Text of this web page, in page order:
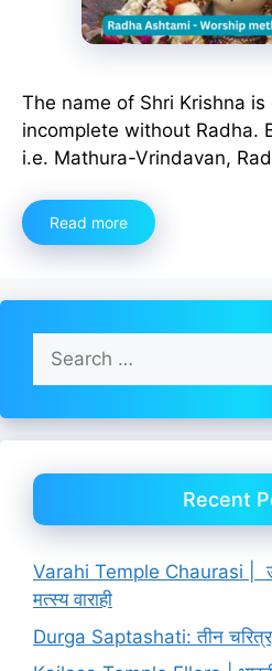
The name of Shri Krishna is
incomplete without Radha.
i.e. Mathura-Vrindavan,
Read more
Search
for:
Recent
Varahi Temple Chaurasi |
मत्स्य वाराही
Durga Saptashati: तीन चरित्र,